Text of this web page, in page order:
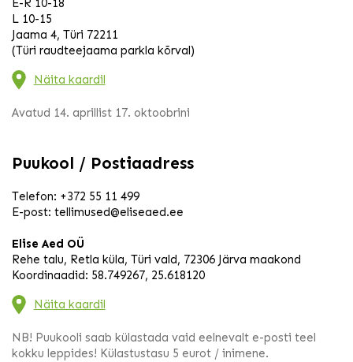
L 10-15
Jaama 4, Türi 72211
(Türi raudteejaama parkla kõrval)
Näita kaardil
Avatud 14. aprillist 17. oktoobrini
Puukool / Postiaadress
Telefon: +372 55 11 499
E-post: tellimused@eliseaed.ee
Elise Aed OÜ
Rehe talu, Retla küla, Türi vald, 72306 Järva maakond
Koordinaadid: 58.749267, 25.618120
Näita kaardil
NB! Puukooli saab külastada vaid eelnevalt e-posti teel
kokku leppides! Külastustasu 5 eurot / inimene.